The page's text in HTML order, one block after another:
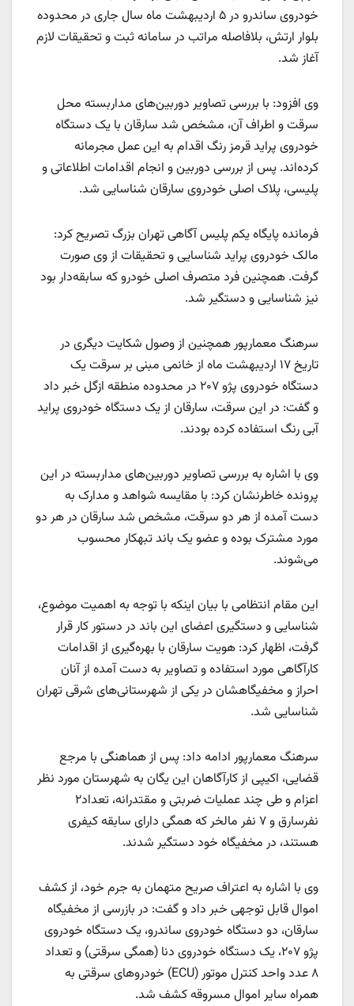
خودروی ساندرو در ۵ اردیبهشت ماه سال جاری در محدوده
بلوار ارتش، بلافاصله مراتب در سامانه ثبت و تحقیقات لازم
آغاز شد.
وی افزود: با بررسی تصاویر دوربین‌های مداربسته محل
سرقت و اطراف آن، مشخص شد سارقان با یک دستگاه
خودروی پراید قرمز رنگ اقدام به این عمل مجرمانه
کرده‌اند. پس از بررسی دوربین و انجام اقدامات اطلاعاتی و
پلیسی، پلاک اصلی خودروی سارقان شناسایی شد.
فرمانده پایگاه یکم پلیس آگاهی تهران بزرگ تصریح کرد:
مالک خودروی پراید شناسایی و تحقیقات از وی صورت
گرفت. همچنین فرد متصرف اصلی خودرو که سابقه‌دار بود
نیز شناسایی و دستگیر شد.
سرهنگ معمارپور همچنین از وصول شکایت دیگری در
تاریخ ۱۷ اردیبهشت ماه از خانمی مبنی بر سرقت یک
دستگاه خودروی پژو ۲۰۷ در محدوده منطقه ازگل خبر داد
و گفت: در این سرقت، سارقان از یک دستگاه خودروی پراید
آبی رنگ استفاده کرده بودند.
وی با اشاره به بررسی تصاویر دوربین‌های مداربسته در این
پرونده خاطرنشان کرد: با مقایسه شواهد و مدارک به
دست آمده از هر دو سرقت، مشخص شد سارقان در هر دو
مورد مشترک بوده و عضو یک باند تبهکار محسوب
می‌شوند.
این مقام انتظامی با بیان اینکه با توجه به اهمیت موضوع،
شناسایی و دستگیری اعضای این باند در دستور کار قرار
گرفت، اظهار کرد: هویت سارقان با بهره‌گیری از اقدامات
کارآگاهی مورد استفاده و تصاویر به دست آمده از آنان
احراز و مخفیگاهشان در یکی از شهرستانی‌های شرقی تهران
شناسایی شد.
سرهنگ معمارپور ادامه داد: پس از هماهنگی با مرجع
قضایی، اکیپی از کارآگاهان این یگان به شهرستان مورد نظر
اعزام و طی چند عملیات ضربتی و مقتدرانه، تعداد۲
نفرسارق و ۷ نفر مالخر که همگی دارای سابقه کیفری
هستند، در مخفیگاه خود دستگیر شدند.
وی با اشاره به اعتراف صریح متهمان به جرم خود، از کشف
اموال قابل توجهی خبر داد و گفت: در بازرسی از مخفیگاه
سارقان، دو دستگاه خودروی ساندرو، یک دستگاه خودروی
پژو ۲۰۷، یک دستگاه خودروی دنا (همگی سرقتی) و تعداد
۸ عدد واحد کنترل موتور (ECU) خودروهای سرقتی به
همراه سایر اموال مسروقه کشف شد.